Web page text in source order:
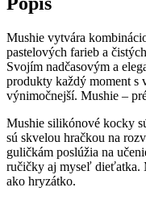
Mushie vytvára
pastelových farieb a
Svojím nadčasovým a
produkty každý moment s
výnimočnejší. Mushie –
Mushie silikónové kocky
sú skvelou hračkou na
guličkám poslúžia na
ručičky aj myseľ dieťatka.
ako hryzátko.